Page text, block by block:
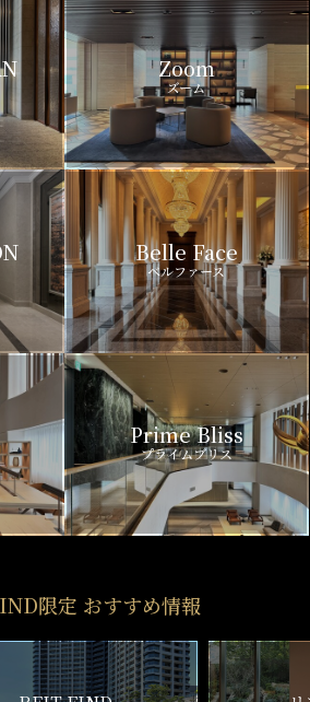
Zoom
ズーム
Belle Face
ベルファース
Prime Bliss
プライムブリス
限定 おすすめ情報